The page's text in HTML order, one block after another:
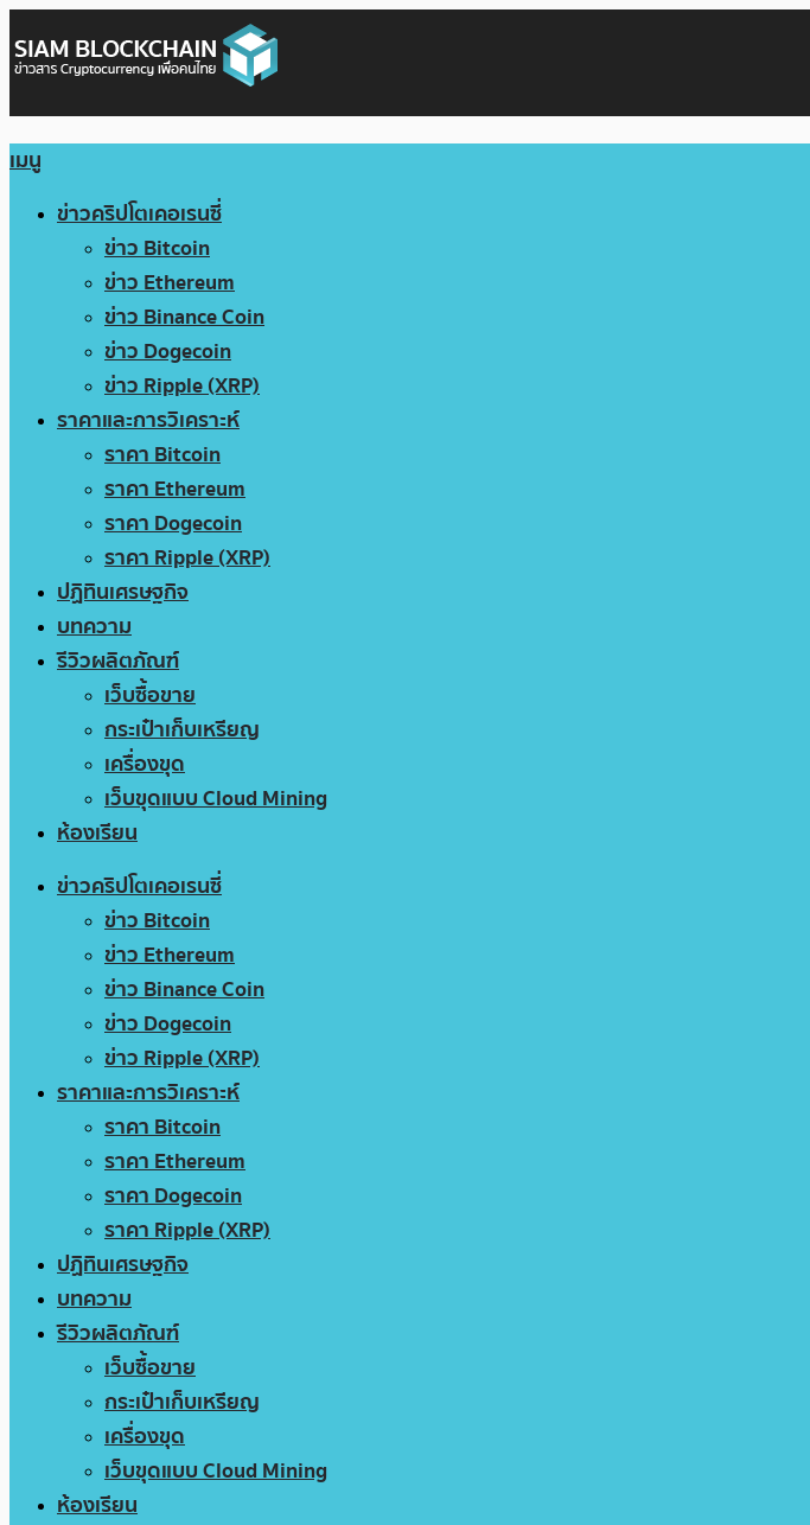
เมนู
ข่าวคริปโตเคอเรนซี่
ข่าว Bitcoin
ข่าว Ethereum
ข่าว Binance Coin
ข่าว Dogecoin
ข่าว Ripple (XRP)
ราคาและการวิเคราะห์
ราคา Bitcoin
ราคา Ethereum
ราคา Dogecoin
ราคา Ripple (XRP)
ปฏิทินเศรษฐกิจ
บทความ
รีวิวผลิตภัณฑ์
เว็บซื้อขาย
กระเป๋าเก็บเหรียญ
เครื่องขุด
เว็บขุดแบบ Cloud Mining
ห้องเรียน
ข่าวคริปโตเคอเรนซี่
ข่าว Bitcoin
ข่าว Ethereum
ข่าว Binance Coin
ข่าว Dogecoin
ข่าว Ripple (XRP)
ราคาและการวิเคราะห์
ราคา Bitcoin
ราคา Ethereum
ราคา Dogecoin
ราคา Ripple (XRP)
ปฏิทินเศรษฐกิจ
บทความ
รีวิวผลิตภัณฑ์
เว็บซื้อขาย
กระเป๋าเก็บเหรียญ
เครื่องขุด
เว็บขุดแบบ Cloud Mining
ห้องเรียน